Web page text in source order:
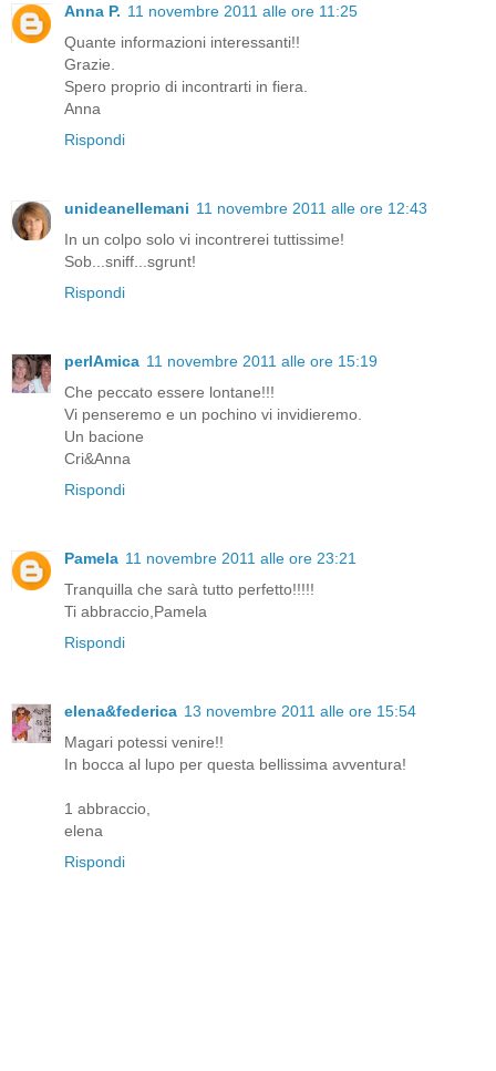
Anna P. 11 novembre 2011 alle ore 11:25
Quante informazioni interessanti!!
Grazie.
Spero proprio di incontrarti in fiera.
Anna
Rispondi
unideanellemani 11 novembre 2011 alle ore 12:43
In un colpo solo vi incontrerei tuttissime!
Sob...sniff...sgrunt!
Rispondi
perlAmica 11 novembre 2011 alle ore 15:19
Che peccato essere lontane!!!
Vi penseremo e un pochino vi invidieremo.
Un bacione
Cri&Anna
Rispondi
Pamela 11 novembre 2011 alle ore 23:21
Tranquilla che sarà tutto perfetto!!!!!
Ti abbraccio,Pamela
Rispondi
elena&federica 13 novembre 2011 alle ore 15:54
Magari potessi venire!!
In bocca al lupo per questa bellissima avventura!
1 abbraccio,
elena
Rispondi